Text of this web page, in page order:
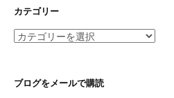
イ
カテゴリー
カ
リ
ブログをメールで購読